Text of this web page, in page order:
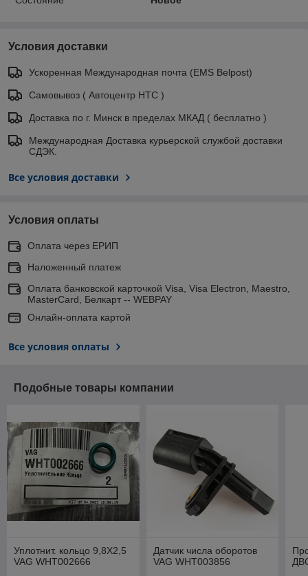
Условия доставки
Ускоренная Международная почта (EMS Belpost)
Самовывоз ( Автоцентр НТС )
Доставка по г. Минск в пределах МКАД ( бесплатно )
Международная Доставка курьерской службой доставки
СДЭК.
Все условия доставки
Условия оплаты
Оплата через ЕРИП
Наложенный платеж
Оплата банковской карточкой Visa, Visa Electron, Maestro,
MasterCard, Белкарт -- WEBPAY
Онлайн-оплата картой
Все условия оплаты
Подобные товары компании
Уплотнит. кольцо 9,8X2,5
VAG WHT002666
Датчик числа оборотов
VAG WHT003856